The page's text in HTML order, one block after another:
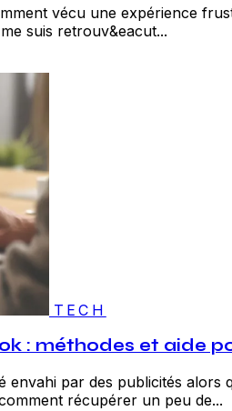
vécu une expérience
suis retrouv&eacut...
TECH
: méthodes et aide
par des publicités
récupérer un peu de...